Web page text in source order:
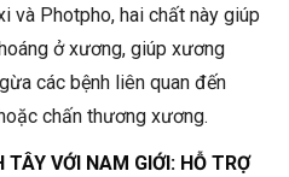
và Photpho, hai chất này giúp
ở xương, giúp xương
các bệnh liên quan đến
chấn thương xương.
VỚI NAM GIỚI: HỖ TRỢ